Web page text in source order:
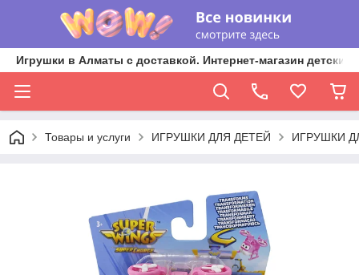
Игрушки в Алматы с доставкой. Интернет-магазин
Товары и услуги ИГРУШКИ ДЛЯ ДЕТЕЙ ИГРУШКИ